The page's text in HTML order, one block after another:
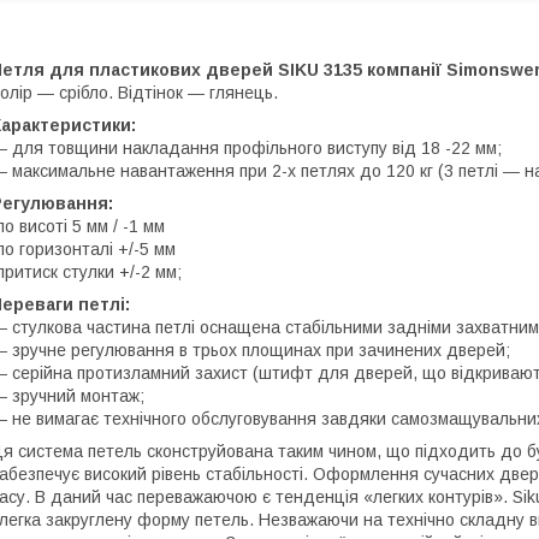
для пластикових дверей SIKU 3135 компанії
― срібло. Відтінок ― глянець.
для товщини накладання профільного виступу від 18 -22 мм;
максимальне навантаження при 2-х петлях до 120 кг (3 петлі ―
висоті 5 мм / -1 мм
горизонталі +/-5 мм
стулки +/-2 мм;
петлі:
стулкова частина петлі оснащена стабільними задніми
зручне регулювання в трьох площинах при зачинених дверей;
серійна протизламний захист (штифт для дверей, що
зручний монтаж;
не вимагає технічного обслуговування завдяки
система петель сконструйована таким чином, що підходить до
високий рівень стабільності. Оформлення сучасних
В даний час переважаючою є тенденція «легких контурів».
закруглену форму петель. Незважаючи на технічно складну